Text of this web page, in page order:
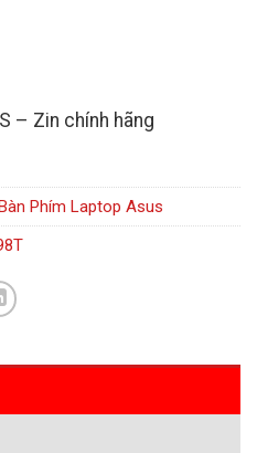
– Zin chính hãng
Phím Laptop Asus